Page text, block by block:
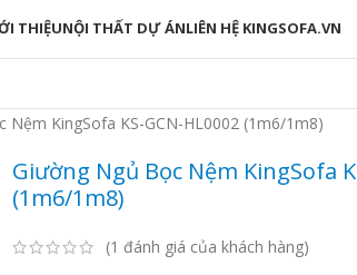
THIỆUNỘI THẤT DỰ ÁNLIÊN HỆ KINGSOFA.VN
Nệm KingSofa KS-GCN-HL0002 (1m6/1m8)
Giường Ngủ Bọc Nệm KingSofa
(1m6/1m8)
(1 đánh giá của khách hàng)